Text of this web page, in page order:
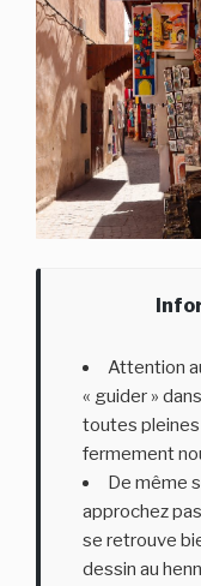
Attention
« guider »
toutes
fermement
De même
approchez
se retrouve
dessin au